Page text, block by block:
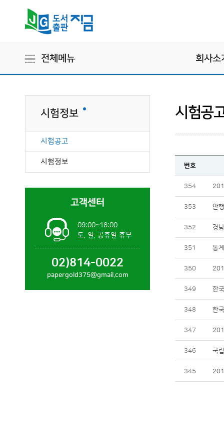
전체메뉴 회사소
시험정보
시험공고
시험정보
고객센터
09:00~18:00
토, 일, 공휴일 휴무
02)814-0022
papergold375@gmail.com
시험공
번호
354
353 안
352 경
351 통
350
349 한
348 한
347
346 국
345